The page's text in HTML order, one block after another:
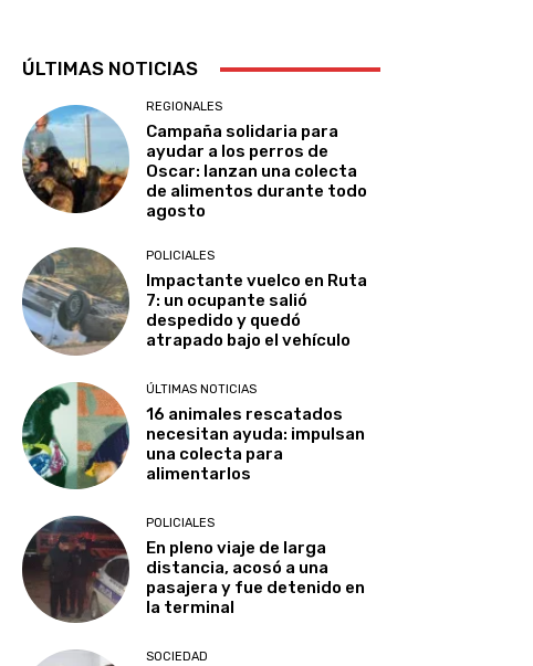
ÚLTIMAS NOTICIAS
REGIONALES
Campaña solidaria para
ayudar a los perros de
Oscar: lanzan una colecta
de alimentos durante todo
agosto
POLICIALES
Impactante vuelco en Ruta
7: un ocupante salió
despedido y quedó
atrapado bajo el vehículo
ÚLTIMAS NOTICIAS
16 animales rescatados
necesitan ayuda: impulsan
una colecta para
alimentarlos
POLICIALES
En pleno viaje de larga
distancia, acosó a una
pasajera y fue detenido en
la terminal
SOCIEDAD